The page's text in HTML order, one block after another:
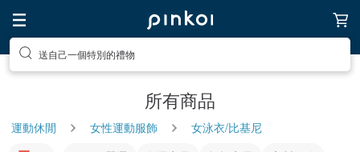
送自己一個特別的禮物
所有商品
運動休閒 女性運動服飾
女泳衣/比基尼